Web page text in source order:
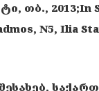
თბ., 2013;In
N5, Ilia